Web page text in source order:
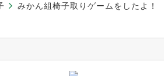
みかん組椅子取りゲームをしたよ！